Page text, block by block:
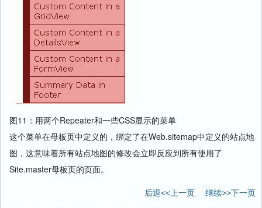
图11：用两个Repeater和一些CSS显示的菜单
这个菜单在母板页中定义的，绑定了在Web.sitemap中定义的站点地
图，这意味着所有站点地图的修改会立即反应到所有使用了
Site.master母板页的页面。
后退<<上一页 继续>>下一页